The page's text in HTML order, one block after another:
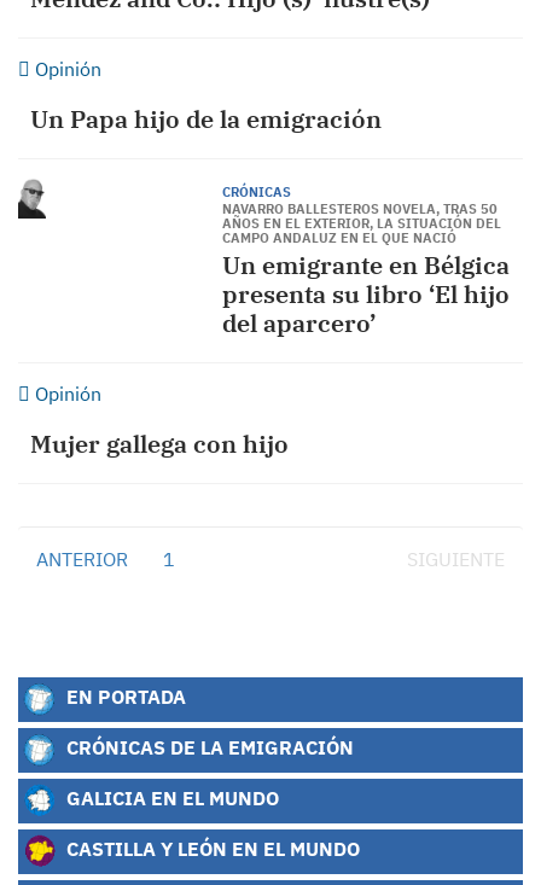
Opinión
Un Papa hijo de la emigración
CRÓNICAS
NAVARRO BALLESTEROS NOVELA, TRAS 50
AÑOS EN EL EXTERIOR, LA SITUACIÓN DEL
CAMPO ANDALUZ EN EL QUE NACIÓ
Un emigrante en Bélgica
presenta su libro ‘El hijo
del aparcero’
Opinión
Mujer gallega con hijo
ANTERIOR 1 SIGUIENTE
EN PORTADA
CRÓNICAS DE LA EMIGRACIÓN
GALICIA EN EL MUNDO
CASTILLA Y LEÓN EN EL MUNDO